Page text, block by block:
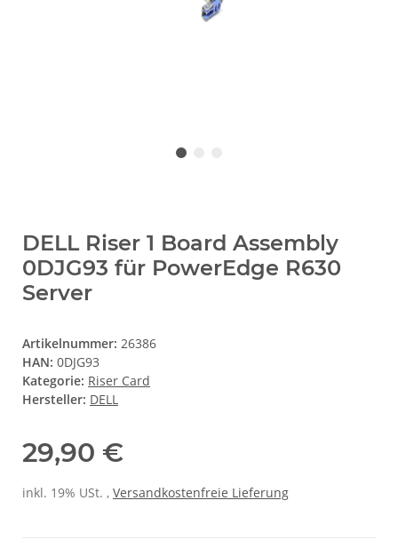
DELL Riser 1 Board Assembly
0DJG93 für PowerEdge R630
Server
Artikelnummer: 26386
HAN: 0DJG93
Kategorie: Riser Card
Hersteller: DELL
29,90 €
inkl. 19% USt. , Versandkostenfreie Lieferung